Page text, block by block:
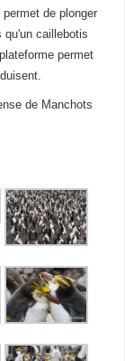
de plonger
qu'un caillebotis
permet
de Manchots